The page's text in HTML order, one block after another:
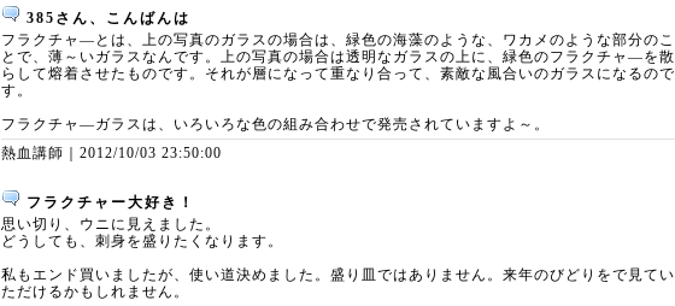
385さん、こんばんは
フラクチャ―とは、上の写真のガラスの場合は、緑色の海藻のような、ワカメのような部分のこ
とで、薄～いガラスなんです。上の写真の場合は透明なガラスの上に、緑色のフラクチャ―を散
らして熔着させたものです。それが層になって重なり合って、素敵な風合いのガラスになるので
す。
フラクチャ―ガラスは、いろいろな色の組み合わせで発売されていますよ～。
熱血講師｜ 2012/10/03 23:50:00
フラクチャー大好き！
思い切り、ウニに見えました。
どうしても、刺身を盛りたくなります。
私もエンド買いましたが、使い道決めました。盛り皿ではありません。来年のびどりをで見てい
ただけるかもしれません。